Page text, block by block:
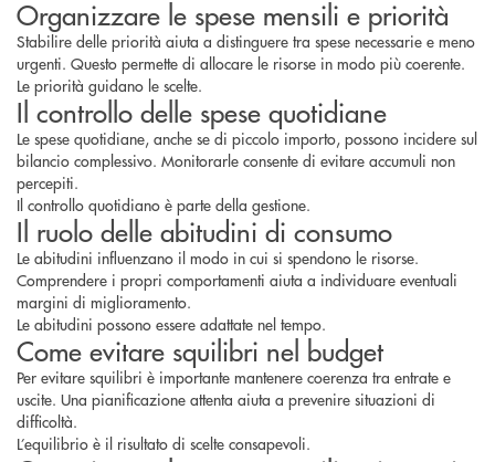
Organizzare le spese mensili e priorità
Stabilire delle priorità aiuta a distinguere tra spese necessarie e meno
urgenti. Questo permette di allocare le risorse in modo più coerente.
Le priorità guidano le scelte.
Il controllo delle spese quotidiane
Le spese quotidiane, anche se di piccolo importo, possono incidere sul
bilancio complessivo. Monitorarle consente di evitare accumuli non
percepiti.
Il controllo quotidiano è parte della gestione.
Il ruolo delle abitudini di consumo
Le abitudini influenzano il modo in cui si spendono le risorse.
Comprendere i propri comportamenti aiuta a individuare eventuali
margini di miglioramento.
Le abitudini possono essere adattate nel tempo.
Come evitare squilibri nel budget
Per evitare squilibri è importante mantenere coerenza tra entrate e
uscite. Una pianificazione attenta aiuta a prevenire situazioni di
difficoltà.
L’equilibrio è il risultato di scelte consapevoli.